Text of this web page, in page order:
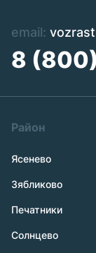
email:
8
Район
Ясенево
Зябликово
Печатники
Солнцево